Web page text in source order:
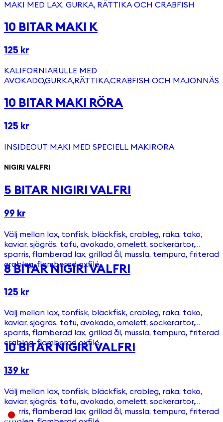
MAKI MED LAX, GURKA, RÄTTIKA OCH CRABFISH
10 BITAR MAKI K
125 kr
KALIFORNIARULLE MED
AVOKADO,GURKA,RÄTTIKA,CRABFISH OCH MAJONNÄS
10 BITAR MAKI RÖRA
125 kr
INSIDEOUT MAKI MED SPECIELL MAKIRÖRA
NIGIRI VALFRI
5 BITAR NIGIRI VALFRI
99 kr
Välj mellan lax, tonfisk, bläckfisk, crableg, räka, tako,
kaviar, sjögräs, tofu, avokado, omelett, sockerärtor,
sparris, flamberad lax, grillad ål, mussla, tempura, friterad
crableg, flamberad oxfilé .
8 BITAR NIGIRI VALFRI
125 kr
Välj mellan lax, tonfisk, bläckfisk, crableg, räka, tako,
kaviar, sjögräs, tofu, avokado, omelett, sockerärtor,
sparris, flamberad lax, grillad ål, mussla, tempura, friterad
crableg, flamberad oxfilé .
10 BITAR NIGIRI VALFRI
139 kr
Välj mellan lax, tonfisk, bläckfisk, crableg, räka, tako,
kaviar, sjögräs, tofu, avokado, omelett, sockerärtor,
sparris, flamberad lax, grillad ål, mussla, tempura, friterad